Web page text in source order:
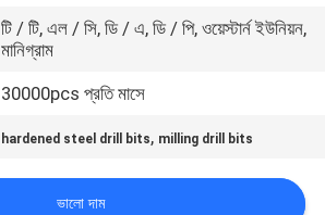
টি / টি, এল / সি, ডি / এ, ডি / পি, ওয়েস্টার্ন ইউনিয়ন,
মানিগ্রাম
30000pcs প্রতি মাসে
hardened steel drill bits, milling drill bits
ভালো দাম